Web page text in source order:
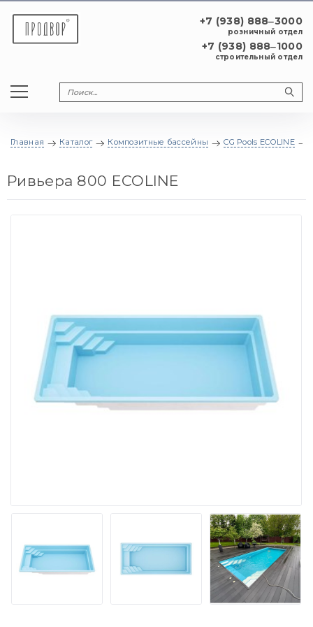
+7 (938) 888‒3000
розничный отдел
+7 (938) 888‒1000
строительный отдел
Главная Каталог Композитные бассейны CG Pools ECOLINE
Ривьера 800 ECOLINE